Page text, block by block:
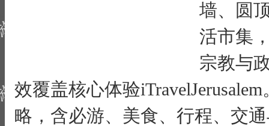
墙、圆
活市集
宗教与
效覆盖核心体验
略，含必游、美食、行程、交